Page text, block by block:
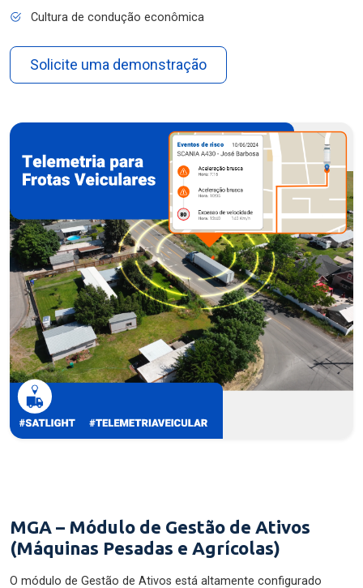
Cultura de condução econômica
Solicite uma demonstração
MGA – Módulo de Gestão de Ativos
(Máquinas Pesadas e Agrícolas)
O módulo de Gestão de Ativos está altamente configurado